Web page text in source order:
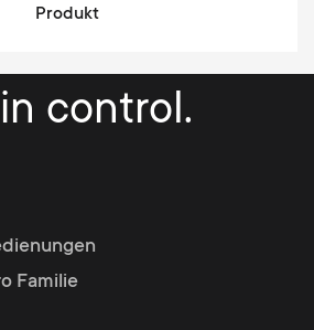
Produkt
control.
Familie